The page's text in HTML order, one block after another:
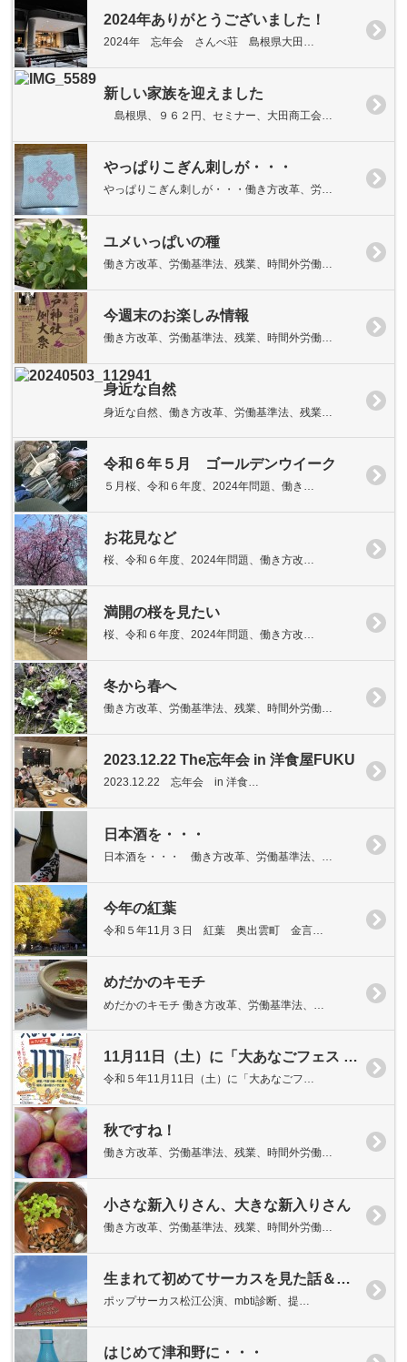
2024年ありがとうございました！
2024年 忘年会 さんべ荘 島根県大田…
新しい家族を迎えました
島根県、９６２円、セミナー、大田商工会…
やっぱりこぎん刺しが・・・
やっぱりこぎん刺しが・・・働き方改革、労…
ユメいっぱいの種
働き方改革、労働基準法、残業、時間外労働…
今週末のお楽しみ情報
働き方改革、労働基準法、残業、時間外労働…
身近な自然
身近な自然、働き方改革、労働基準法、残業…
令和６年５月 ゴールデンウイーク
５月桜、令和６年度、2024年問題、働き…
お花見など
桜、令和６年度、2024年問題、働き方改…
満開の桜を見たい
桜、令和６年度、2024年問題、働き方改…
冬から春へ
働き方改革、労働基準法、残業、時間外労働…
2023.12.22 The忘年会 in 洋食屋FUKU
2023.12.22 忘年会 in 洋食…
日本酒を・・・
日本酒を・・・ 働き方改革、労働基準法、…
今年の紅葉
令和５年11月３日 紅葉 奥出雲町 金言…
めだかのキモチ
めだかのキモチ 働き方改革、労働基準法、…
11月11日（土）に「大あなごフェス in ごいせ仁摩」を開催！
令和５年11月11日（土）に「大あなごフ…
秋ですね！
働き方改革、労働基準法、残業、時間外労働…
小さな新入りさん、大きな新入りさん
働き方改革、労働基準法、残業、時間外労働…
生まれて初めてサーカスを見た話＆占いや性格診断は好きですか？
ポップサーカス松江公演、mbti診断、提…
はじめて津和野に・・・